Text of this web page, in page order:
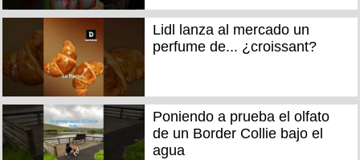
Lidl lanza al mercado un
perfume de... ¿croissant?
Poniendo a prueba el olfato
de un Border Collie bajo el
agua